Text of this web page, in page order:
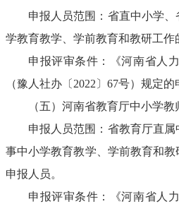
申报人员范围：省直中小学
学教育教学、学前教育和教研工作
申报评审条件：《河南省人
（豫人社办〔2022〕67号）规定的
（五）河南省教育厅中小学
申报人员范围：省教育厅直
事中小学教育教学、学前教育和
申报人员。
申报评审条件：《河南省人